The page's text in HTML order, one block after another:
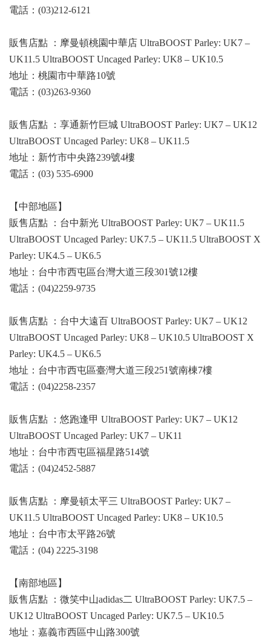
電話：(03)212-6121
販售店點 ：摩曼頓桃園中華店 UltraBOOST Parley: UK7 –
UK11.5 UltraBOOST Uncaged Parley: UK8 – UK10.5
地址：桃園市中華路10號
電話：(03)263-9360
販售店點 ：享通新竹巨城 UltraBOOST Parley: UK7 – UK12
UltraBOOST Uncaged Parley: UK8 – UK11.5
地址：新竹市中央路239號4樓
電話：(03) 535-6900
【中部地區】
販售店點 ：台中新光 UltraBOOST Parley: UK7 – UK11.5
UltraBOOST Uncaged Parley: UK7.5 – UK11.5 UltraBOOST X
Parley: UK4.5 – UK6.5
地址：台中市西屯區台灣大道三段301號12樓
電話：(04)2259-9735
販售店點 ：台中大遠百 UltraBOOST Parley: UK7 – UK12
UltraBOOST Uncaged Parley: UK8 – UK10.5 UltraBOOST X
Parley: UK4.5 – UK6.5
地址：台中市西屯區臺灣大道三段251號南棟7樓
電話：(04)2258-2357
販售店點 ：悠跑逢甲 UltraBOOST Parley: UK7 – UK12
UltraBOOST Uncaged Parley: UK7 – UK11
地址：台中市西屯區福星路514號
電話：(04)2452-5887
販售店點 ：摩曼頓太平三 UltraBOOST Parley: UK7 –
UK11.5 UltraBOOST Uncaged Parley: UK8 – UK10.5
地址：台中市太平路26號
電話：(04) 2225-3198
【南部地區】
販售店點 ：微笑中山adidas二 UltraBOOST Parley: UK7.5 –
UK12 UltraBOOST Uncaged Parley: UK7.5 – UK10.5
地址：嘉義市西區中山路300號